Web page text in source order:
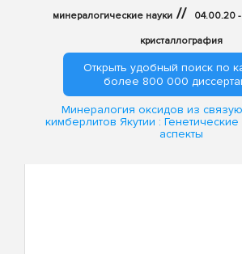
минералогические науки // 04.00.20
кристаллография
Открыть удобный поиск по
более 800 000
Минералогия оксидов из
кимберлитов Якутии :
аспекты